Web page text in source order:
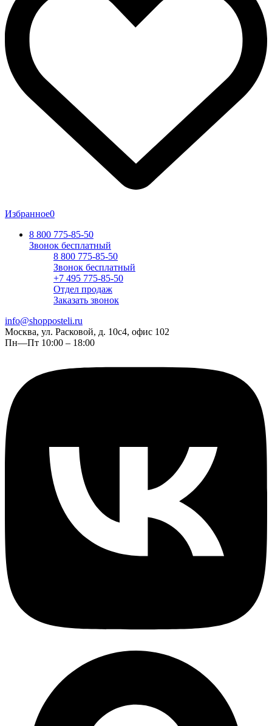
Избранное0
8 800 775-85-50
Звонок бесплатный
8 800 775-85-50
Звонок бесплатный
+7 495 775-85-50
Отдел продаж
Заказать звонок
info@shopposteli.ru
Москва, ул. Расковой, д. 10с4, офис 102
Пн—Пт 10:00 – 18:00